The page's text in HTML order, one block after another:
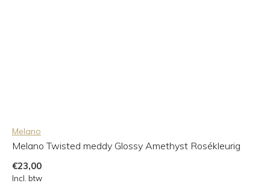
Melano
Melano Twisted meddy Glossy Amethyst Rosékleurig
€23,00
Incl. btw